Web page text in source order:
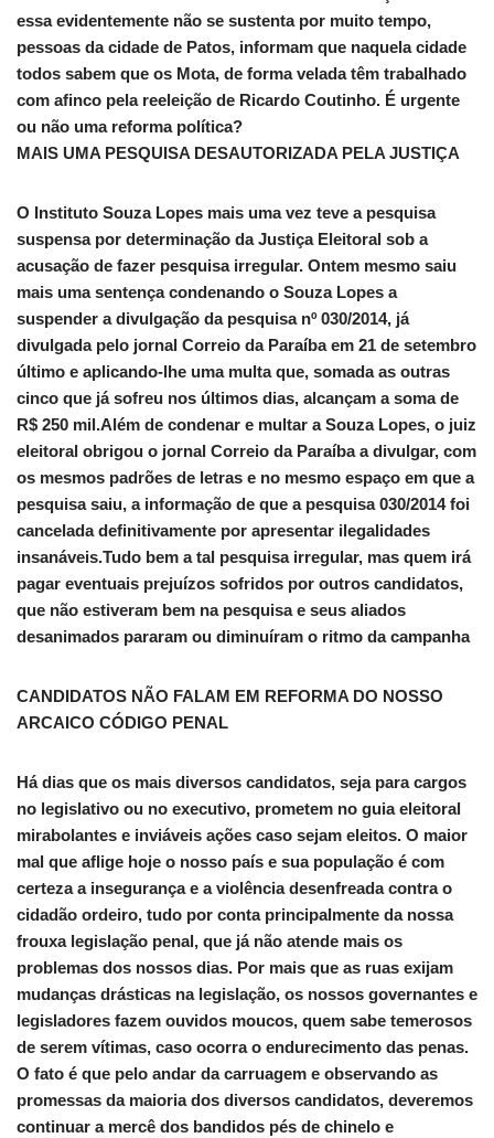
essa evidentemente não se sustenta por muito tempo,
pessoas da cidade de Patos, informam que naquela cidade
todos sabem que os Mota, de forma velada têm trabalhado
com afinco pela reeleição de Ricardo Coutinho. É urgente
ou não uma reforma política?
MAIS UMA PESQUISA DESAUTORIZADA PELA JUSTIÇA
O Instituto Souza Lopes mais uma vez teve a pesquisa
suspensa por determinação da Justiça Eleitoral sob a
acusação de fazer pesquisa irregular. Ontem mesmo saiu
mais uma sentença condenando o Souza Lopes a
suspender a divulgação da pesquisa nº 030/2014, já
divulgada pelo jornal Correio da Paraíba em 21 de setembro
último e aplicando-lhe uma multa que, somada as outras
cinco que já sofreu nos últimos dias, alcançam a soma de
R$ 250 mil.Além de condenar e multar a Souza Lopes, o juiz
eleitoral obrigou o jornal Correio da Paraíba a divulgar, com
os mesmos padrões de letras e no mesmo espaço em que a
pesquisa saiu, a informação de que a pesquisa 030/2014 foi
cancelada definitivamente por apresentar ilegalidades
insanáveis.Tudo bem a tal pesquisa irregular, mas quem irá
pagar eventuais prejuízos sofridos por outros candidatos,
que não estiveram bem na pesquisa e seus aliados
desanimados pararam ou diminuíram o ritmo da campanha
CANDIDATOS NÃO FALAM EM REFORMA DO NOSSO
ARCAICO CÓDIGO PENAL
Há dias que os mais diversos candidatos, seja para cargos
no legislativo ou no executivo, prometem no guia eleitoral
mirabolantes e inviáveis ações caso sejam eleitos. O maior
mal que aflige hoje o nosso país e sua população é com
certeza a insegurança e a violência desenfreada contra o
cidadão ordeiro, tudo por conta principalmente da nossa
frouxa legislação penal, que já não atende mais os
problemas dos nossos dias. Por mais que as ruas exijam
mudanças drásticas na legislação, os nossos governantes e
legisladores fazem ouvidos moucos, quem sabe temerosos
de serem vítimas, caso ocorra o endurecimento das penas.
O fato é que pelo andar da carruagem e observando as
promessas da maioria dos diversos candidatos, deveremos
continuar a mercê dos bandidos pés de chinelo e